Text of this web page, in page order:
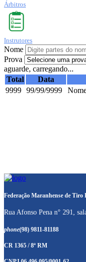
Árbitros
Instrutores
Nome
Prova
aguarde, carregando...
Total
Data
9999 99/99/9999
Federação Maranhense de Tiro
Rua Afonso Pena n° 291,
phone(98) 9811-81188
CR 1365 / 8ª RM